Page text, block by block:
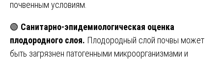
почвенным условиям.
🟢 Санитарно-эпидемиологическая оценка
плодородного слоя. Плодородный слой почвы может
быть загрязнен патогенными микроорганизмами и